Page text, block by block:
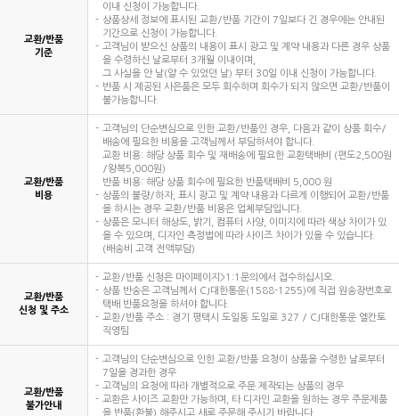
교환/반품
기준
이내 신청이 가능합니다.
상품상세 정보에 표시된 교환/반품 기간이 7일보다 긴 경우에는 안내된
기간으로 신청이 가능합니다.
고객님이 받으신 상품의 내용이 표시 광고 및 계약 내용과 다른 경우 상품
을 수령하신 날로부터 3개월 이내이며,
그 사실을 안 날(알 수 있었던 날) 부터 30일 이내 신청이 가능합니다.
반품 시 제공된 사은품은 모두 회수하며 회수가 되지 않으면 교환/반품이
불가능합니다.
교환/반품
비용
고객님의 단순변심으로 인한 교환/반품인 경우, 다음과 같이 상품 회수/
배송에 필요한 비용을 고객님께서 부담하셔야 합니다.
교환 비용: 해당 상품 회수 및 재배송에 필요한 교환택배비 (편도2,500원
/왕복5,000원)
반품 비용: 해당 상품 회수에 필요한 반품택배비 5,000 원
상품의 불량/하자, 표시 광고 및 계약 내용과 다르게 이행되어 교환/반품
을 하시는 경우 교환/반품 비용은 업체부담입니다.
상품은 모니터 해상도, 밝기, 컴퓨터 사양, 이미지에 따라 색상 차이가 있
을 수 있으며, 디자인 측정법에 따라 사이즈 차이가 있을 수 있습니다.
(배송비 고객 전액부담)
교환/반품
신청 및 주소
교환/반품 신청은 마이페이지>1:1문의에서 접수하십시오.
상품 반송은 고객님께서 CJ대한통운(1588-1255)에 직접 원송장번호로
택배 반품요청을 하셔야 합니다.
교환/반품 주소 : 경기 평택시 도일동 도일로 327 / CJ대한통운 엘칸토
직영팀
교환/반품
불가안내
고객님의 단순변심으로 인한 교환/반품 요청이 상품을 수령한 날로부터
7일을 경과한 경우
고객님의 요청에 따라 개별적으로 주문 제작되는 상품의 경우
교환은 사이즈 교환만 가능하며, 타 디자인 교환을 원하는 경우 주문제품
을 반품(환불) 해주시고 새로 주문해 주시기 바랍니다